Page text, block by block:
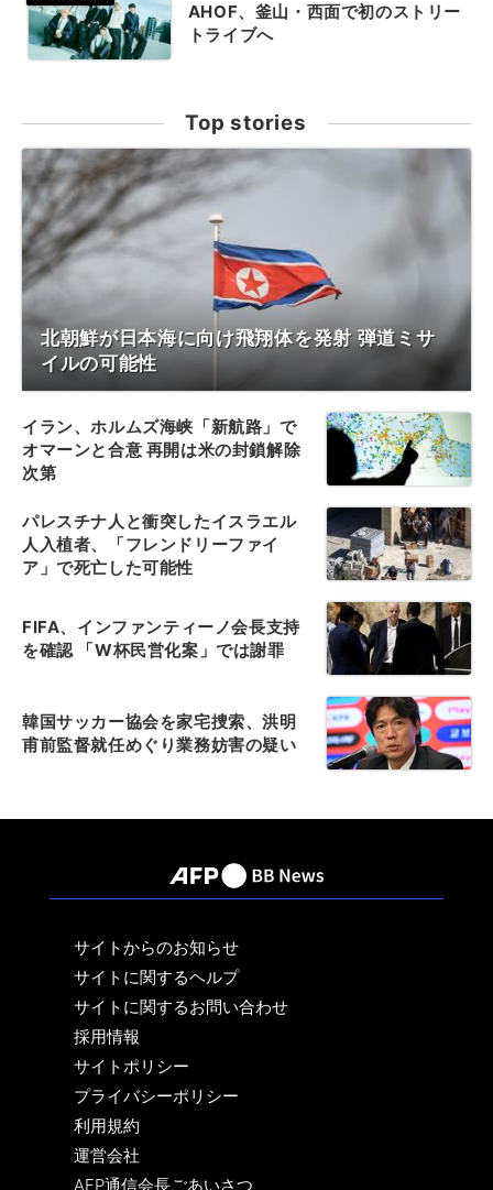
AHOF、釜山・西面で初のストリー
トライブへ
Top stories
北朝鮮が日本海に向け飛翔体を発射 弾道ミサ
イルの可能性
イラン、ホルムズ海峡「新航路」で
オマーンと合意 再開は米の封鎖解除
次第
パレスチナ人と衝突したイスラエル
人入植者、「フレンドリーファイ
ア」で死亡した可能性
FIFA、インファンティーノ会長支持
を確認 「W杯民営化案」では謝罪
韓国サッカー協会を家宅捜索、洪明
甫前監督就任めぐり業務妨害の疑い
サイトからのお知らせ
サイトに関するヘルプ
サイトに関するお問い合わせ
採用情報
サイトポリシー
プライバシーポリシー
利用規約
運営会社
AFP通信会長ごあいさつ